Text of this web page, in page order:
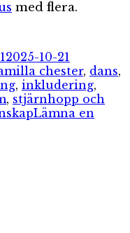
med flera.
2025-10-21
chester, dans,
, inkludering,
, stjärnhopp och
Lämna en